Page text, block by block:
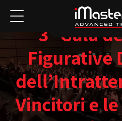
3° Galà
Figurative
Vincitori e